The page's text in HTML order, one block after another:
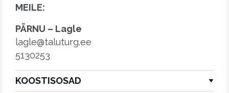
MEILE:
PÄRNU – Lagle
lagle@taluturg.ee
5130253
KOOSTISOSAD